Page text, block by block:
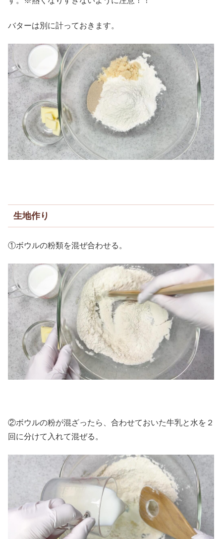
バターは別に計っておきます。
生地作り
①ボウルの粉類を混ぜ合わせる。
②ボウルの粉が混ざったら、合わせておいた牛乳と水を２
回に分けて入れて混ぜる。